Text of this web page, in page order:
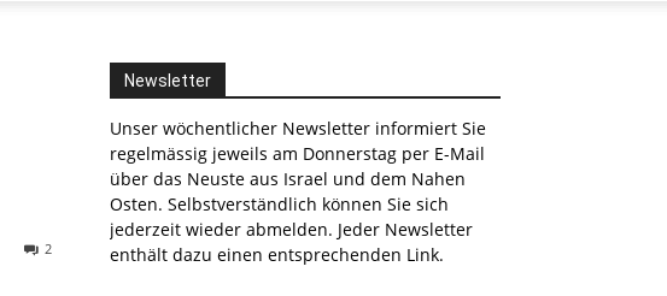
2
Newsletter
Unser wöchentlicher Newsletter informiert Sie
regelmässig jeweils am Donnerstag per E-Mail
über das Neuste aus Israel und dem Nahen
Osten. Selbstverständlich können Sie sich
jederzeit wieder abmelden. Jeder Newsletter
enthält dazu einen entsprechenden Link.